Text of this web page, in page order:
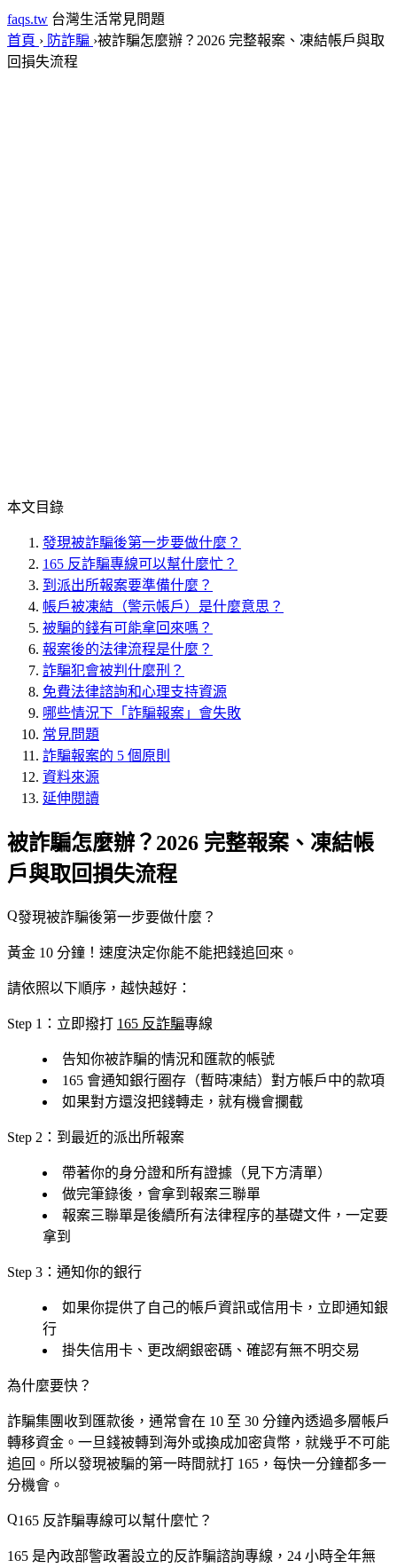
faqs.tw 台灣生活常見問題
首頁 › 防詐騙 ›被詐騙怎麼辦？2026 完整報案、凍結帳戶與取
回損失流程
本文目錄
發現被詐騙後第一步要做什麼？
165 反詐騙專線可以幫什麼忙？
到派出所報案要準備什麼？
帳戶被凍結（警示帳戶）是什麼意思？
被騙的錢有可能拿回來嗎？
報案後的法律流程是什麼？
詐騙犯會被判什麼刑？
免費法律諮詢和心理支持資源
哪些情況下「詐騙報案」會失敗
常見問題
詐騙報案的 5 個原則
資料來源
延伸閱讀
被詐騙怎麼辦？2026 完整報案、凍結帳
戶與取回損失流程
發現被詐騙後第一步要做什麼？
黃金 10 分鐘！速度決定你能不能把錢追回來。
請依照以下順序，越快越好：
Step 1：立即撥打 165 反詐騙專線
告知你被詐騙的情況和匯款的帳號
165 會通知銀行圈存 （暫時凍結）對方帳戶中的款項
如果對方還沒把錢轉走，就有機會攔截
Step 2：到最近的派出所報案
帶著你的身分證和所有證據（見下方清單）
做完筆錄後，會拿到 報案三聯單
報案三聯單是後續所有法律程序的基礎文件，一定要
拿到
Step 3：通知你的銀行
如果你提供了自己的帳戶資訊或信用卡，立即通知銀
行
掛失信用卡、更改網銀密碼、確認有無不明交易
為什麼要快？
詐騙集團收到匯款後，通常會在 10 至 30 分鐘內透過多層帳戶
轉移資金。一旦錢被轉到海外或換成加密貨幣，就幾乎不可能
追回。所以發現被騙的第一時間就打 165，每快一分鐘都多一
分機會。
165 反詐騙專線可以幫什麼忙？
165 是內政部警政署設立的反詐騙諮詢專線， 24 小時全年無